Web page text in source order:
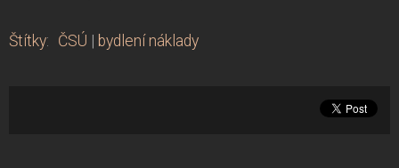
Štítky: ČSÚ | bydlení náklady